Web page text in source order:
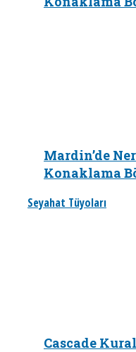
Mardin’de
Konaklama
Seyahat Tüyoları
Cascade